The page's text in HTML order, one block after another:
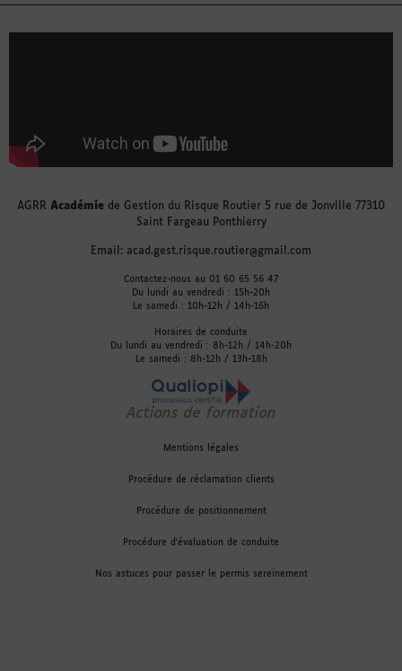
AGRR Académie de Gestion du Risque Routier 5 rue de Jonville 77310
Saint Fargeau Ponthierry
Email: acad.gest.risque.routier@gmail.com
Contactez-nous au 01 60 65 56 47
Du lundi au vendredi : 15h-20h
Le samedi : 10h-12h / 14h-16h
Horaires de conduite
Du lundi au vendredi : 8h-12h / 14h-20h
Le samedi : 8h-12h / 13h-18h
Actions de formation
Mentions légales
Procédure de réclamation clients
Procédure de positionnement
Procédure d'évaluation de conduite
Nos astuces pour passer le permis sereinement